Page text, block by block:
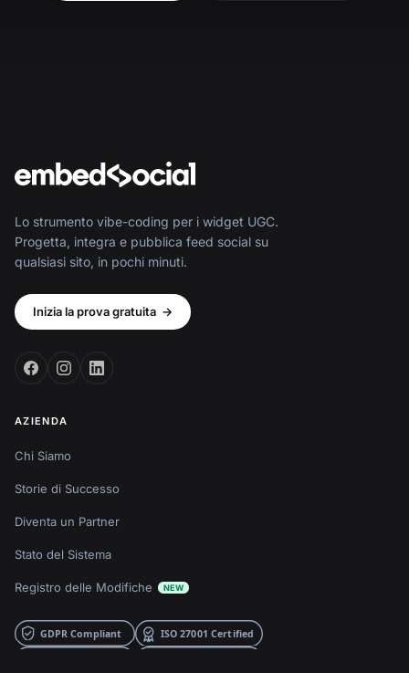
Lo strumento vibe-coding per i widget UGC.
Progetta, integra e pubblica feed social su
qualsiasi sito, in pochi minuti.
Inizia la prova gratuita →
AZIENDA
Chi Siamo
Storie di Successo
Diventa un Partner
Stato del Sistema
Registro delle Modifiche NEW